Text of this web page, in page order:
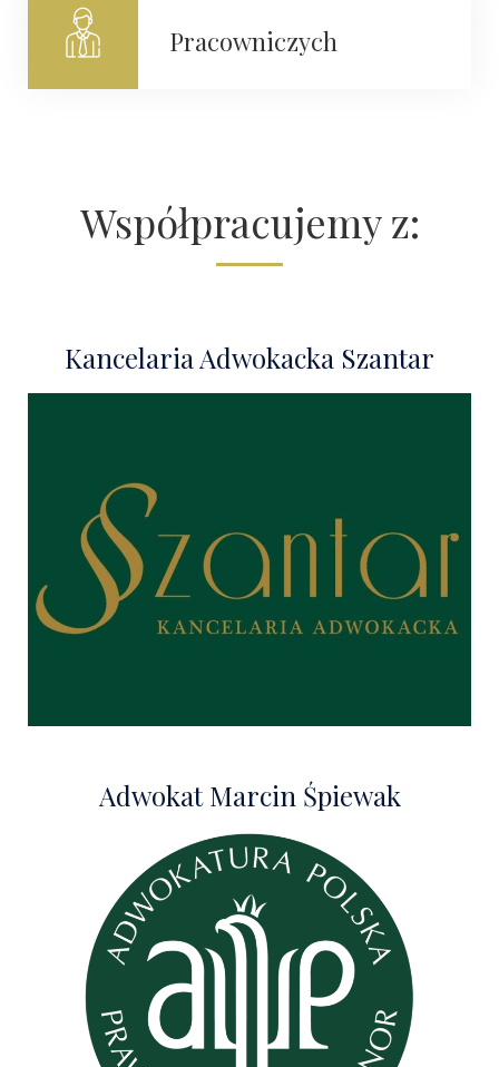
Pracowniczych
Współpracujemy z:
Kancelaria Adwokacka Szantar
Adwokat Marcin Śpiewak